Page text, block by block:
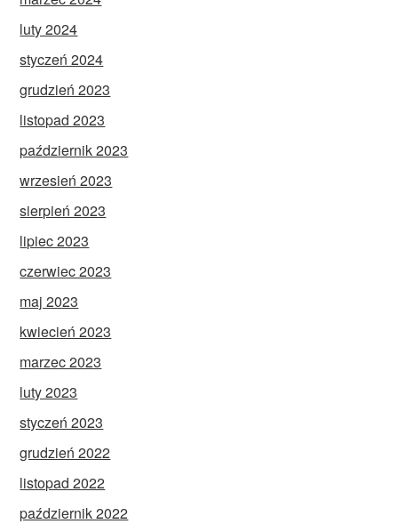
luty 2024
styczeń 2024
grudzień 2023
listopad 2023
październik 2023
wrzesień 2023
sierpień 2023
lipiec 2023
czerwiec 2023
maj 2023
kwiecień 2023
marzec 2023
luty 2023
styczeń 2023
grudzień 2022
listopad 2022
październik 2022